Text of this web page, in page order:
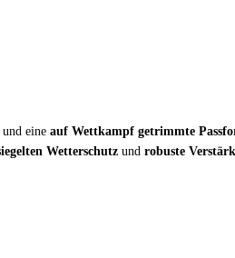
eine auf Wettkampf getrimmte
Wetterschutz und robuste